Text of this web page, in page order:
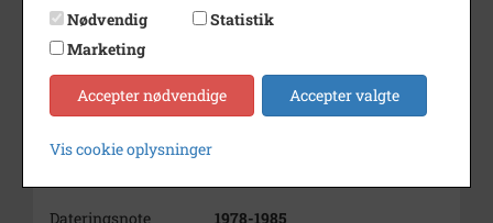
Arkivskaber
Børne- og unge
Beskrivelse
Børne- og
Ungdomsorganisationernes
Dateringsnote
1978-1985
Nødvendig
Statistik
Marketing
Accepter nødvendige Accepter valgte
Vis cookie oplysninger